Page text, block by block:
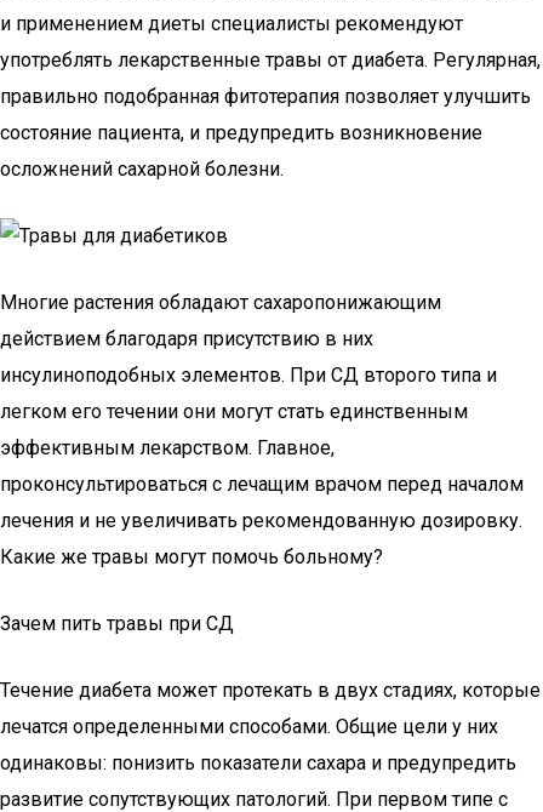
и применением диеты специалисты рекомендуют
употреблять лекарственные травы от диабета. Регулярная,
правильно подобранная фитотерапия позволяет улучшить
состояние пациента, и предупредить возникновение
осложнений сахарной болезни.
Многие растения обладают сахаропонижающим
действием благодаря присутствию в них
инсулиноподобных элементов. При СД второго типа и
легком его течении они могут стать единственным
эффективным лекарством. Главное,
проконсультироваться с лечащим врачом перед началом
лечения и не увеличивать рекомендованную дозировку.
Какие же травы могут помочь больному?
Зачем пить травы при СД
Течение диабета может протекать в двух стадиях, которые
лечатся определенными способами. Общие цели у них
одинаковы: понизить показатели сахара и предупредить
развитие сопутствующих патологий. При первом типе с